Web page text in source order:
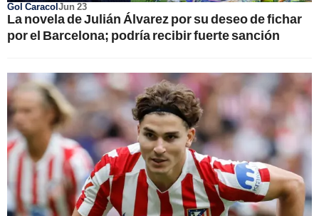
Gol CaracolJun 23
La novela de Julián Álvarez por su deseo de fichar
por el Barcelona; podría recibir fuerte sanción